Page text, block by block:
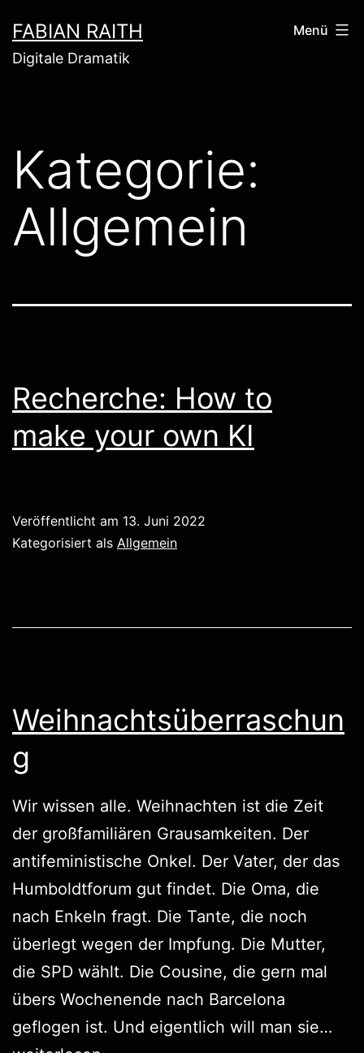
Inhalt
springen
FABIAN RAITH
Digitale Dramatik
Menü
Kategorie:
Allgemein
Recherche: How to
make your own KI
Veröffentlicht am 13. Juni 2022
Kategorisiert als Allgemein
Weihnachtsüberraschun
g
Wir wissen alle. Weihnachten ist die Zeit
der großfamiliären Grausamkeiten. Der
antifeministische Onkel. Der Vater, der das
Humboldtforum gut findet. Die Oma, die
nach Enkeln fragt. Die Tante, die noch
überlegt wegen der Impfung. Die Mutter,
die SPD wählt. Die Cousine, die gern mal
übers Wochenende nach Barcelona
geflogen ist. Und eigentlich will man sie…